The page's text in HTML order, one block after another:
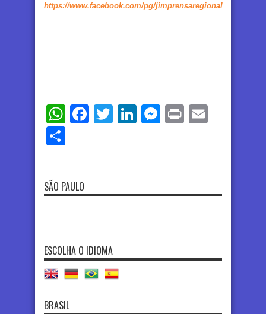
https://www.facebook.com/pg/jimprensaregional
WhatsApp
Facebook
TwitterLinkedIn
Messenger
Print
SÃO PAULO
ESCOLHA O IDIOMA
BRASIL